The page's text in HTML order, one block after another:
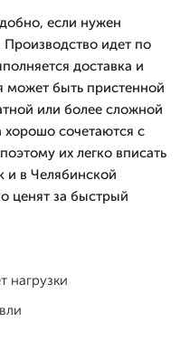
если нужен
Производство идет по
доставка и
может быть пристенной
или более сложной
сочетаются с
их легко вписать
и в Челябинской
ценят за быстрый
нагрузки